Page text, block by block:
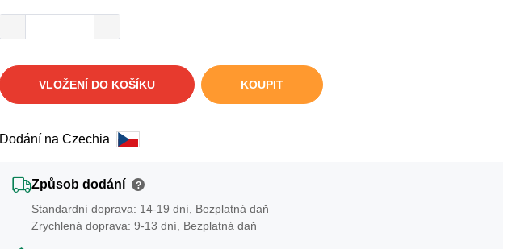
VLOŽENÍ DO KOŠÍKU KOUPIT
Dodání na Czechia
Způsob dodání ?
Standardní doprava: 14-19 dní, Bezplatná daň
Zrychlená doprava: 9-13 dní, Bezplatná daň